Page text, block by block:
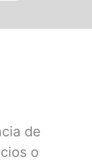
de
o